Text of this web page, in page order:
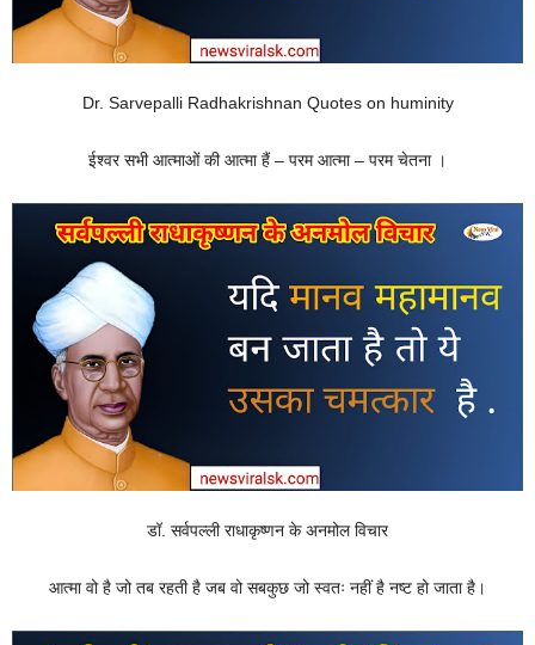
Dr. Sarvepalli Radhakrishnan Quotes on huminity
ईश्वर सभी आत्माओं की आत्मा हैं – परम आत्मा – परम चेतना ।
डॉ. सर्वपल्ली राधाकृष्णन के अनमोल विचार
आत्मा वो है जो तब रहती है जब वो सबकुछ जो स्वतः नहीं है नष्ट हो जाता है।